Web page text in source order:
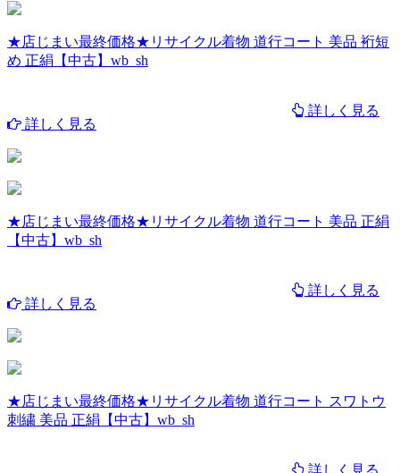
★店じまい最終価格★リサイクル着物 道行コート 美品 裄短
め 正絹【中古】wb_sh
詳しく見る
詳しく見る
★店じまい最終価格★リサイクル着物 道行コート 美品 正絹
【中古】wb_sh
詳しく見る
詳しく見る
★店じまい最終価格★リサイクル着物 道行コート スワトウ
刺繍 美品 正絹【中古】wb_sh